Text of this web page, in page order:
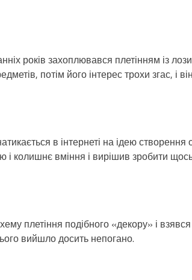
років захоплювався плетінням із
потім його інтерес трохи згас, і
в інтернеті на ідею створення
і колишнє вміння і вирішив зробити
плетіння подібного «декору» і
вийшло досить непогано.